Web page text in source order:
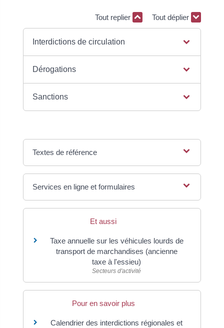
Tout replier Tout déplier
Interdictions de circulation
Dérogations
Sanctions
Textes de référence
Services en ligne et formulaires
Et aussi
Taxe annuelle sur les véhicules lourds de
transport de marchandises (ancienne
taxe à l'essieu)
Secteurs d'activité
Pour en savoir plus
Calendrier des interdictions régionales et